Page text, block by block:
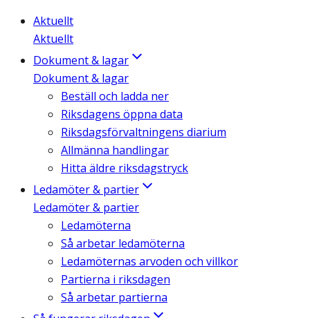
Aktuellt
Aktuellt
Dokument & lagar
Dokument & lagar
Beställ och ladda ner
Riksdagens öppna data
Riksdagsförvaltningens diarium
Allmänna handlingar
Hitta äldre riksdagstryck
Ledamöter & partier
Ledamöter & partier
Ledamöterna
Så arbetar ledamöterna
Ledamöternas arvoden och villkor
Partierna i riksdagen
Så arbetar partierna